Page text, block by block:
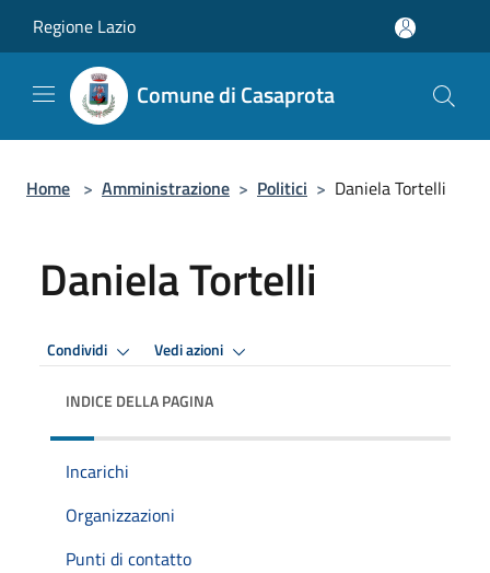
Regione Lazio
Comune di Casaprota
Home > Amministrazione > Politici > Daniela Tortelli
Daniela Tortelli
Condividi Vedi azioni
INDICE DELLA PAGINA
Incarichi
Organizzazioni
Punti di contatto